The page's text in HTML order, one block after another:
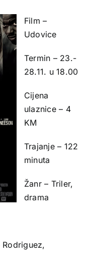
Film –
Udovice
Termin – 23.-
28.11. u 18.00
Cijena
ulaznice – 4
KM
Trajanje – 122
minuta
Žanr – Triler,
drama